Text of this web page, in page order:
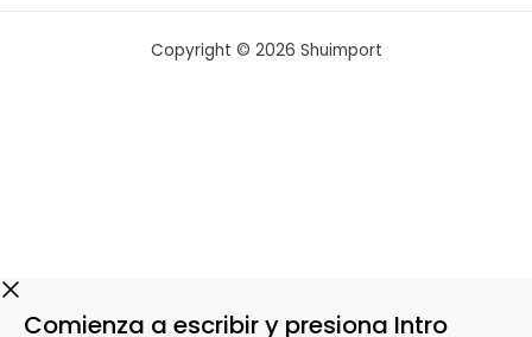
Copyright © 2026 Shuimport
Comienza a escribir y presiona Intro